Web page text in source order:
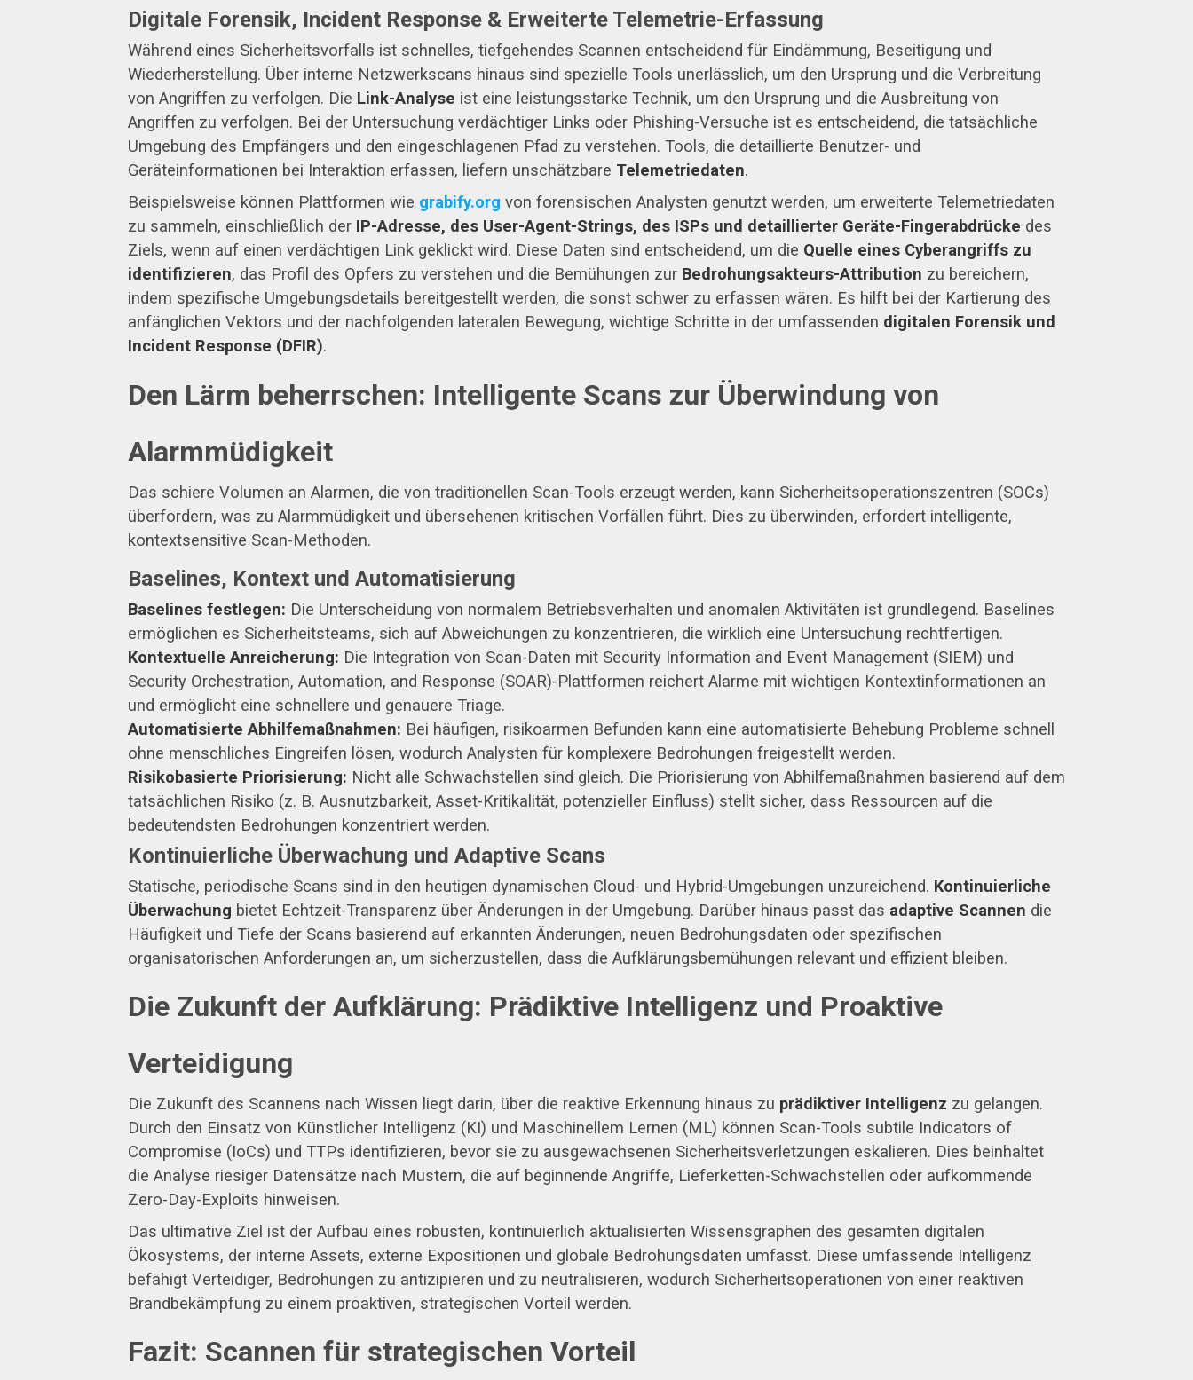
Digitale Forensik, Incident Response & Erweiterte Telemetrie-Erfassung
Während eines Sicherheitsvorfalls ist schnelles, tiefgehendes Scannen entscheidend für Eindämmung, Beseitigung und
Wiederherstellung. Über interne Netzwerkscans hinaus sind spezielle Tools unerlässlich, um den Ursprung und die Verbreitung
von Angriffen zu verfolgen. Die Link-Analyse ist eine leistungsstarke Technik, um den Ursprung und die Ausbreitung von
Angriffen zu verfolgen. Bei der Untersuchung verdächtiger Links oder Phishing-Versuche ist es entscheidend, die tatsächliche
Umgebung des Empfängers und den eingeschlagenen Pfad zu verstehen. Tools, die detaillierte Benutzer- und
Geräteinformationen bei Interaktion erfassen, liefern unschätzbare Telemetriedaten.
Beispielsweise können Plattformen wie grabify.org von forensischen Analysten genutzt werden, um erweiterte Telemetriedaten
zu sammeln, einschließlich der IP-Adresse, des User-Agent-Strings, des ISPs und detaillierter Geräte-Fingerabdrücke des
Ziels, wenn auf einen verdächtigen Link geklickt wird. Diese Daten sind entscheidend, um die Quelle eines Cyberangriffs zu
identifizieren, das Profil des Opfers zu verstehen und die Bemühungen zur Bedrohungsakteurs-Attribution zu bereichern,
indem spezifische Umgebungsdetails bereitgestellt werden, die sonst schwer zu erfassen wären. Es hilft bei der Kartierung des
anfänglichen Vektors und der nachfolgenden lateralen Bewegung, wichtige Schritte in der umfassenden digitalen Forensik und
Incident Response (DFIR).
Den Lärm beherrschen: Intelligente Scans zur Überwindung von
Alarmmüdigkeit
Das schiere Volumen an Alarmen, die von traditionellen Scan-Tools erzeugt werden, kann Sicherheitsoperationszentren (SOCs)
überfordern, was zu Alarmmüdigkeit und übersehenen kritischen Vorfällen führt. Dies zu überwinden, erfordert intelligente,
kontextsensitive Scan-Methoden.
Baselines, Kontext und Automatisierung
Baselines festlegen: Die Unterscheidung von normalem Betriebsverhalten und anomalen Aktivitäten ist grundlegend. Baselines
ermöglichen es Sicherheitsteams, sich auf Abweichungen zu konzentrieren, die wirklich eine Untersuchung rechtfertigen.
Kontextuelle Anreicherung: Die Integration von Scan-Daten mit Security Information and Event Management (SIEM) und
Security Orchestration, Automation, and Response (SOAR)-Plattformen reichert Alarme mit wichtigen Kontextinformationen an
und ermöglicht eine schnellere und genauere Triage.
Automatisierte Abhilfemaßnahmen: Bei häufigen, risikoarmen Befunden kann eine automatisierte Behebung Probleme schnell
ohne menschliches Eingreifen lösen, wodurch Analysten für komplexere Bedrohungen freigestellt werden.
Risikobasierte Priorisierung: Nicht alle Schwachstellen sind gleich. Die Priorisierung von Abhilfemaßnahmen basierend auf dem
tatsächlichen Risiko (z. B. Ausnutzbarkeit, Asset-Kritikalität, potenzieller Einfluss) stellt sicher, dass Ressourcen auf die
bedeutendsten Bedrohungen konzentriert werden.
Kontinuierliche Überwachung und Adaptive Scans
Statische, periodische Scans sind in den heutigen dynamischen Cloud- und Hybrid-Umgebungen unzureichend. Kontinuierliche
Überwachung bietet Echtzeit-Transparenz über Änderungen in der Umgebung. Darüber hinaus passt das adaptive Scannen die
Häufigkeit und Tiefe der Scans basierend auf erkannten Änderungen, neuen Bedrohungsdaten oder spezifischen
organisatorischen Anforderungen an, um sicherzustellen, dass die Aufklärungsbemühungen relevant und effizient bleiben.
Die Zukunft der Aufklärung: Prädiktive Intelligenz und Proaktive
Verteidigung
Die Zukunft des Scannens nach Wissen liegt darin, über die reaktive Erkennung hinaus zu prädiktiver Intelligenz zu gelangen.
Durch den Einsatz von Künstlicher Intelligenz (KI) und Maschinellem Lernen (ML) können Scan-Tools subtile Indicators of
Compromise (IoCs) und TTPs identifizieren, bevor sie zu ausgewachsenen Sicherheitsverletzungen eskalieren. Dies beinhaltet
die Analyse riesiger Datensätze nach Mustern, die auf beginnende Angriffe, Lieferketten-Schwachstellen oder aufkommende
Zero-Day-Exploits hinweisen.
Das ultimative Ziel ist der Aufbau eines robusten, kontinuierlich aktualisierten Wissensgraphen des gesamten digitalen
Ökosystems, der interne Assets, externe Expositionen und globale Bedrohungsdaten umfasst. Diese umfassende Intelligenz
befähigt Verteidiger, Bedrohungen zu antizipieren und zu neutralisieren, wodurch Sicherheitsoperationen von einer reaktiven
Brandbekämpfung zu einem proaktiven, strategischen Vorteil werden.
Fazit: Scannen für strategischen Vorteil